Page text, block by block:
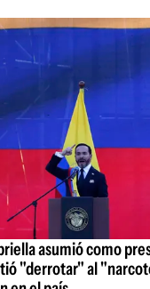
asumió como
"derrotar" al